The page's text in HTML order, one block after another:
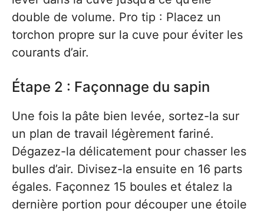
double de volume. Pro tip : Placez un
torchon propre sur la cuve pour éviter les
courants d’air.
Étape 2 : Façonnage du sapin
Une fois la pâte bien levée, sortez-la sur
un plan de travail légèrement fariné.
Dégazez-la délicatement pour chasser les
bulles d’air. Divisez-la ensuite en 16 parts
égales. Façonnez 15 boules et étalez la
dernière portion pour découper une étoile